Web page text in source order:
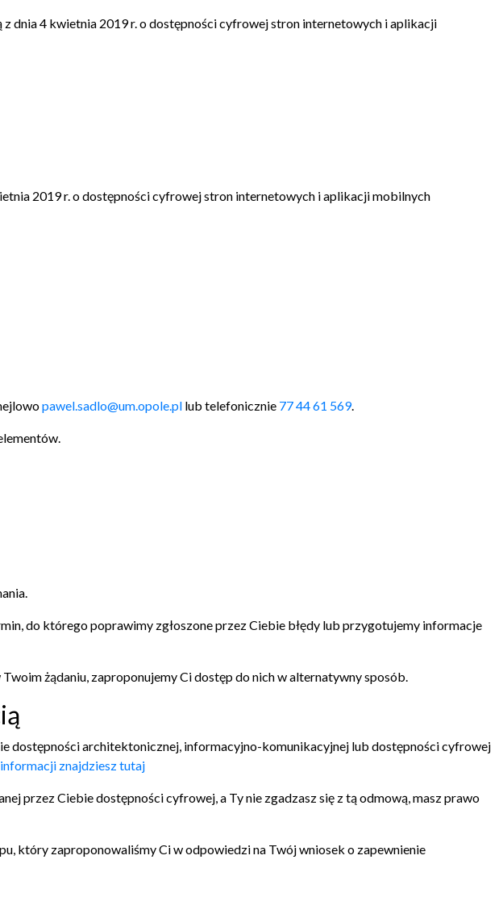
z dnia 4 kwietnia 2019 r. o dostępności cyfrowej stron internetowych i aplikacji
2019 r. o dostępności cyfrowej stron internetowych i aplikacji mobilnych
pawel.sadlo@um.opole.pl lub telefonicznie 77 44 61 569.
do którego poprawimy zgłoszone przez Ciebie błędy lub przygotujemy informacje
żądaniu, zaproponujemy Ci dostęp do nich w alternatywny sposób.
dostępności architektonicznej, informacyjno-komunikacyjnej lub dostępności cyfrowej
znajdziesz tutaj
przez Ciebie dostępności cyfrowej, a Ty nie zgadzasz się z tą odmową, masz prawo
który zaproponowaliśmy Ci w odpowiedzi na Twój wniosek o zapewnienie